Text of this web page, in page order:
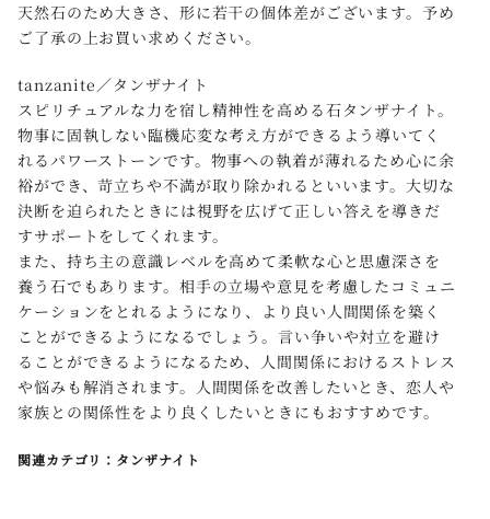
天然石のため大きさ、形に若干の個体差がございます。予め
ご了承の上お買い求めください。
tanzanite／タンザナイト
スピリチュアルな力を宿し精神性を高める石タンザナイト。
物事に固執しない臨機応変な考え方ができるよう導いてく
れるパワーストーンです。物事への執着が薄れるため心に余
裕ができ、苛立ちや不満が取り除かれるといいます。大切な
決断を迫られたときには視野を広げて正しい答えを導きだ
すサポートをしてくれます。
また、持ち主の意識レベルを高めて柔軟な心と思慮深さを
養う石でもあります。相手の立場や意見を考慮したコミュニ
ケーションをとれるようになり、より良い人間関係を築く
ことができるようになるでしょう。言い争いや対立を避け
ることができるようになるため、人間関係におけるストレス
や悩みも解消されます。人間関係を改善したいとき、恋人や
家族との関係性をより良くしたいときにもおすすめです。
関連カテゴリ：タンザナイト